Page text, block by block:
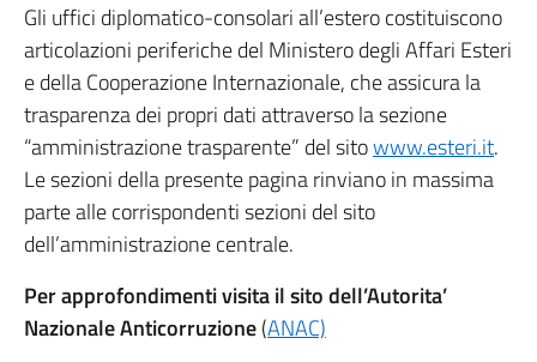
Gli uffici diplomatico-consolari all’estero costituiscono
articolazioni periferiche del Ministero degli Affari Esteri
e della Cooperazione Internazionale, che assicura la
trasparenza dei propri dati attraverso la sezione
“amministrazione trasparente” del sitowww.esteri.it.
Le sezioni della presente pagina rinviano in massima
parte alle corrispondenti sezioni del sito
dell’amministrazione centrale.
Per approfondimenti visita il sito dell’Autorita’
Nazionale Anticorruzione(ANAC)